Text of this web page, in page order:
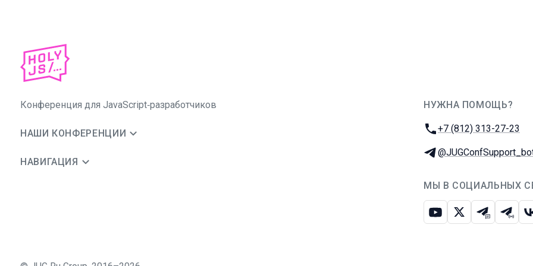
Конференция для JavaScript‑разработчиков
НАШИ КОНФЕРЕНЦИИ
НАВИГАЦИЯ
НУЖНА ПОМОЩЬ?
Телефон:
+7 (812) 313-27-23
Телеграм:
МЫ В СОЦИАЛЬНЫХ
ЮтубИкс Телеграм-